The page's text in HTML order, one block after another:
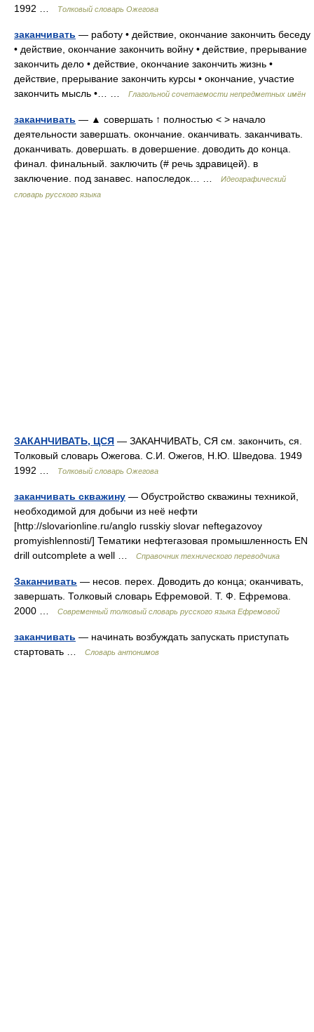
1992 …
Толковый словарь Ожегова
заканчивать — работу • действие, окончание закончить беседу
• действие, окончание закончить войну • действие, прерывание
закончить дело • действие, окончание закончить жизнь •
действие, прерывание закончить курсы • окончание, участие
закончить мысль •… …
Глагольной сочетаемости непредметных имён
заканчивать — ▲ совершать ↑ полностью < > начало
деятельности завершать. окончание. оканчивать. заканчивать.
доканчивать. довершать. в довершение. доводить до конца.
финал. финальный. заключить (# речь здравицей). в
заключение. под занавес. напоследок… …
Идеографический
словарь русского языка
ЗАКАНЧИВАТЬ, ЦСЯ — ЗАКАНЧИВАТЬ, СЯ см. закончить, ся.
Толковый словарь Ожегова. С.И. Ожегов, Н.Ю. Шведова. 1949
1992 …
Толковый словарь Ожегова
заканчивать скважину — Обустройство скважины техникой,
необходимой для добычи из неё нефти
[http://slovarionline.ru/anglo russkiy slovar neftegazovoy
promyishlennosti/] Тематики нефтегазовая промышленность EN
drill outcomplete a well …
Справочник технического переводчика
Заканчивать — несов. перех. Доводить до конца; оканчивать,
завершать. Толковый словарь Ефремовой. Т. Ф. Ефремова.
2000 …
Современный толковый словарь русского языка Ефремовой
заканчивать — начинать возбуждать запускать приступать
стартовать …
Словарь антонимов